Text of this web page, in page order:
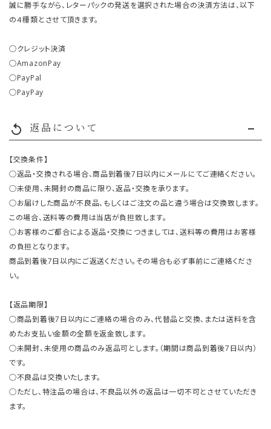
誠に勝手ながら、レターパックの発送を選択された場合の決済方法は、以下
の４種類とさせて頂きます。
○クレジット決済
○AmazonPay
○PayPal
○PayPay
replay 返品について
【交換条件】
○返品・交換される場合、商品到着後7日以内にメールにてご連絡ください。
○未使用、未開封の商品に限り、返品・交換を承ります。
○お届けした商品が不良品、もしくはご注文の品と違う場合は交換致します。
この場合、送料等の費用は当店が負担致します。
○お客様のご都合による返品・交換につきましては、送料等の費用はお客様
の負担となります。
商品到着後7日以内にご返送ください。その場合も必ず事前にご連絡くださ
い。
【返品期限】
○商品到着後7日以内にご連絡の場合のみ、代替品と交換、または送料を含
めたお支払い金額の全額を返金致します。
○未開封、未使用の商品のみ返品可とします。（期間は商品到着後7日以内）
です。
○不良品は交換いたします。
○ただし、特注品の場合は、不良品以外の返品は一切不可とさせていただき
ます。